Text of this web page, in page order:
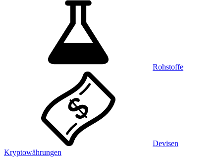
Rohstoffe
Devisen
Kryptowährungen